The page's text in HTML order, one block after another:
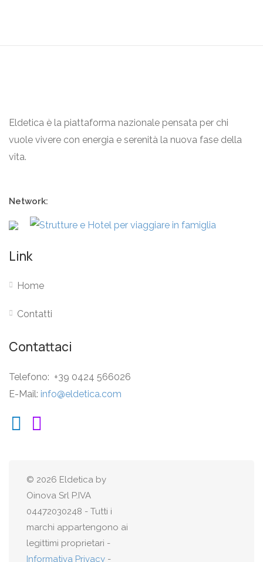
Eldetica è la piattaforma nazionale pensata per chi
vuole vivere con energia e serenità la nuova fase della
vita.
Network:
Link
Home
Contatti
Contattaci
Telefono: +39 0424 566026
E-Mail: info@eldetica.com
© 2026 Eldetica by
Oinova Srl P.IVA
04472030248 - Tutti i
marchi appartengono ai
legittimi proprietari -
Informativa Privacy -